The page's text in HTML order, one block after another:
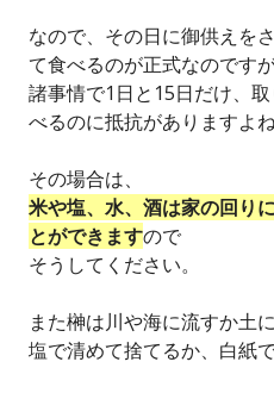
なので、その日に御供えを
て食べるのが正式なのです
諸事情で1日と15日だけ、
べるのに抵抗がありますよ
その場合は、
米や塩、水、酒は家の回り
とができますので
そうしてください。
また榊は川や海に流すか土
塩で清めて捨てるか、白紙